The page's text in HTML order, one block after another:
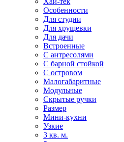
Особенности
Для студии
Для хрущевки
Для дачи
Встроенные
С антресолями
С барной стойкой
С островом
Малогабаритные
Модульные
Скрытые ручки
Размер
Мини-кухни
Узкие
3 кв. м.